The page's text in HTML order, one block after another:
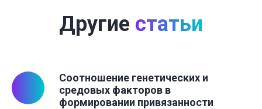
Другие статьи
Соотношение генетических и
средовых факторов в
формировании привязанности